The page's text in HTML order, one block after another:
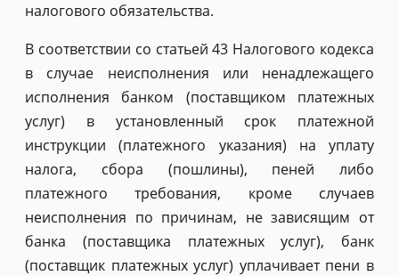
налогового обязательства.
В соответствии со статьей 43 Налогового кодекса
в случае неисполнения или ненадлежащего
исполнения банком (поставщиком платежных
услуг) в установленный срок платежной
инструкции (платежного указания) на уплату
налога, сбора (пошлины), пеней либо
платежного требования, кроме случаев
неисполнения по причинам, не зависящим от
банка (поставщика платежных услуг), банк
(поставщик платежных услуг) уплачивает пени в